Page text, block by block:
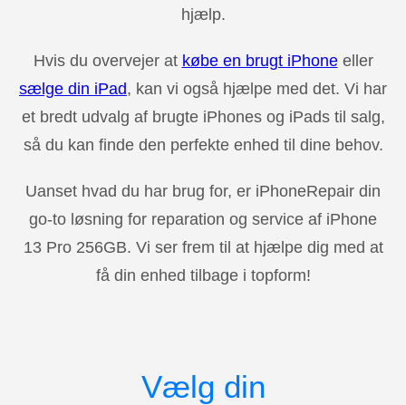
hjælp.
Hvis du overvejer at købe en brugt iPhoneeller
sælge din iPad, kan vi også hjælpe med det. Vi har
et bredt udvalg af brugte iPhones og iPads til salg,
så du kan finde den perfekte enhed til dine behov.
Uanset hvad du har brug for, er iPhoneRepair din
go-to løsning for reparation og service af iPhone
13 Pro 256GB. Vi ser frem til at hjælpe dig med at
få din enhed tilbage i topform!
Vælg din